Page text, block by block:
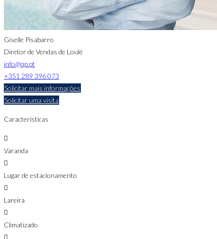
Giselle Pisabarro
Diretor de Vendas de Loulé
info@qp.pt
+351 289 396 073
Solicitar mais informações
Solicitar uma visita
Características
Varanda
Lugar de estacionamento
Lareira
Climatizado